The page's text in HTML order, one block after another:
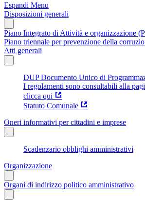
Espandi Menu
Disposizioni generali
Piano Integrato di Attività e organizzazione
Piano triennale per prevenzione della
Atti generali
DUP Documento Unico di
I regolamenti sono consultabili alla
clicca qui
Statuto Comunale
Oneri informativi per cittadini e imprese
Scadenzario obblighi amministrativi
Organizzazione
Organi di indirizzo politico amministrativo